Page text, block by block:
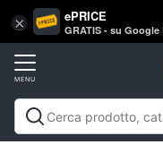
× ePRICE
GRATIS - su Google
Accedi
Registrati
Offerte
Vai
al
Elettrodomestici
Frigoriferi